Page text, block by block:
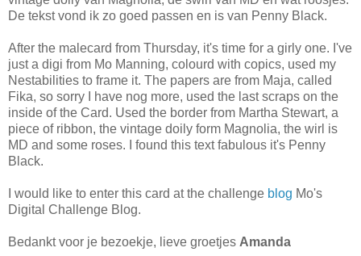
De tekst vond ik zo goed passen en is van Penny Black.
After the malecard from Thursday, it's time for a girly one. I've
just a digi from Mo Manning, colourd with copics, used my
Nestabilities to frame it. The papers are from Maja, called
Fika, so sorry I have nog more, used the last scraps on the
inside of the Card. Used the border from Martha Stewart, a
piece of ribbon, the vintage doily form Magnolia, the wirl is
MD and some roses. I found this text fabulous it's Penny
Black.
I would like to enter this card at the challenge blog Mo's
Digital Challenge Blog.
Bedankt voor je bezoekje, lieve groetjes Amanda